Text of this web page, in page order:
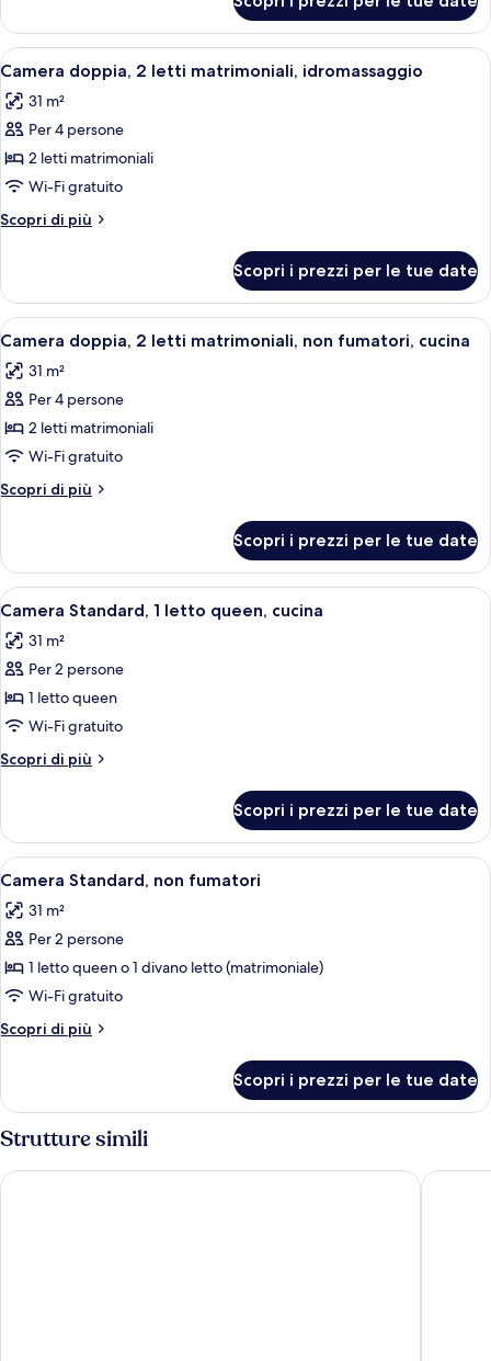
con
divano
letto,
non
fumatori
Standard,
letto
con
divano
non
fumatori
Apri
tutte
le
foto
per
Camera
doppia,
2
matrimoniali,
idromassaggio
Camera d'albergo con televisore,
4
Camera doppia, 2 letti matrimoniali, idromassaggio
31 m²
Per 4 persone
2 letti matrimoniali
Wi-Fi gratuito
Scopri di più
Altri
doppia,
letti
matrimoniali,
idromassaggio
Scopri i prezzi per le tue date
Apri
tutte
le
foto
per
Camera
doppia,
2
matrimoniali,
non
fumatori,
cucina
Camera d'albergo con televisore,
4
Camera doppia, 2 letti matrimoniali, non fumatori, cucina
31 m²
Per 4 persone
2 letti matrimoniali
Wi-Fi gratuito
Scopri di più
Altri
doppia,
letti
non
fumatori,
Scopri i prezzi per le tue date
Apri
tutte
le
foto
per
Camera
Standard,
1
queen,
cucina
Una camera d'albergo compatta
3
Camera Standard, 1 letto queen, cucina
31 m²
Per 2 persone
1 letto queen
Wi-Fi gratuito
Scopri di più
Altri
Standard,
letto
cucina
Scopri i prezzi per le tue date
Apri
tutte
le
foto
per
Camera
Standard,
non
Una camera d'albergo compatta
3
Camera Standard, non fumatori
31 m²
Per 2 persone
1 letto queen o 1 divano letto (matrimoniale)
Wi-Fi gratuito
Scopri di più
Altri
Standard,
non
fumatori
Scopri i prezzi per le tue date
Strutture simili
La Quinta Inn by Wyndham Tallahassee North Motel 6